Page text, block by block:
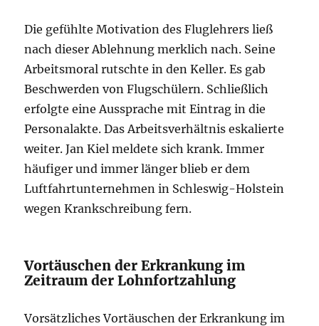
Die gefühlte Motivation des Fluglehrers ließ
nach dieser Ablehnung merklich nach. Seine
Arbeitsmoral rutschte in den Keller. Es gab
Beschwerden von Flugschülern. Schließlich
erfolgte eine Aussprache mit Eintrag in die
Personalakte. Das Arbeitsverhältnis eskalierte
weiter. Jan Kiel meldete sich krank. Immer
häufiger und immer länger blieb er dem
Luftfahrtunternehmen in Schleswig-Holstein
wegen Krankschreibung fern.
Vortäuschen der Erkrankung im
Zeitraum der Lohnfortzahlung
Vorsätzliches Vortäuschen der Erkrankung im